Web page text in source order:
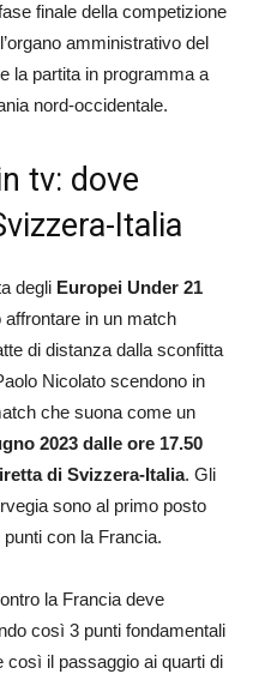
finale della competizione
amministrativo del
la partita in programma a
nord-occidentale.
tv: dove
Italia
degli Europei Under 21
affrontare in un match
di distanza dalla sconfitta
Nicolato scendono in
che suona come un
2023 dalle ore 17.50
di Svizzera-Italia. Gli
sono al primo posto
con la Francia.
la Francia deve
così 3 punti fondamentali
così il passaggio ai quarti di